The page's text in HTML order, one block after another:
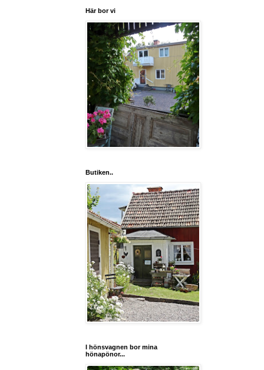
Här bor vi
Butiken..
I hönsvagnen bor mina
hönapönor...